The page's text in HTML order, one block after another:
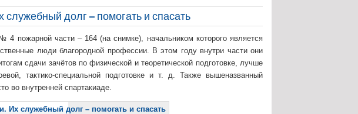
долг – помогать и спасать
4 пожарной части – 164 (на снимке), начальником которого является
люди благородной профессии. В этом году внутри части они
сдачи зачётов по физической и теоретической подготовке, лучше
тактико-специальной подготовке и т. д. Также вышеназванный
во внутренней спартакиаде.
Их служебный долг – помогать и спасать